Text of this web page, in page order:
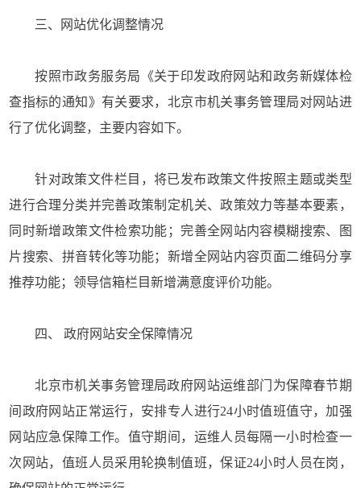
三、网站优化调整情况
按照市政务服务局《关于印发政府网站和政务新媒体检
查指标的通知》有关要求，北京市机关事务管理局对网站进
行了优化调整，主要内容如下。
针对政策文件栏目，将已发布政策文件按照主题或类型
进行合理分类并完善政策制定机关、政策效力等基本要素，
同时新增政策文件检索功能；完善全网站内容模糊搜索、图
片搜索、拼音转化等功能；新增全网站内容页面二维码分享
推荐功能；领导信箱栏目新增满意度评价功能。
四、 政府网站安全保障情况
北京市机关事务管理局政府网站运维部门为保障春节期
间政府网站正常运行，安排专人进行24小时值班值守，加强
网站应急保障工作。值守期间，运维人员每隔一小时检查一
次网站，值班人员采用轮换制值班，保证24小时人员在岗，